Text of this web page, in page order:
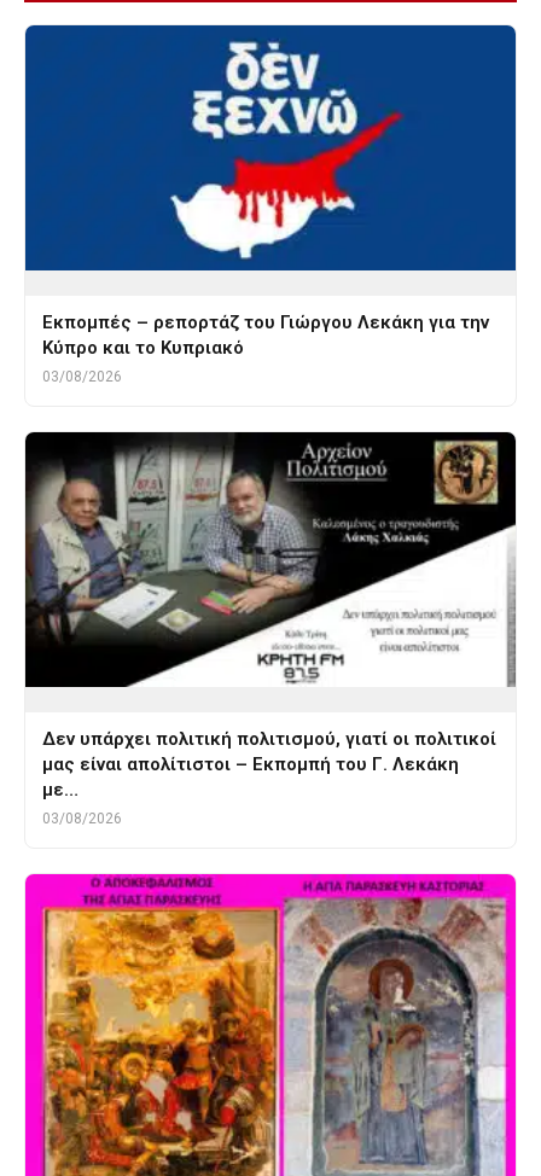
Εκπομπές – ρεπορτάζ του Γιώργου Λεκάκη για την
Κύπρο και το Κυπριακό
03/08/2026
Δεν υπάρχει πολιτική πολιτισμού, γιατί οι πολιτικοί
μας είναι απολίτιστοι – Εκπομπή του Γ. Λεκάκη
με…
03/08/2026